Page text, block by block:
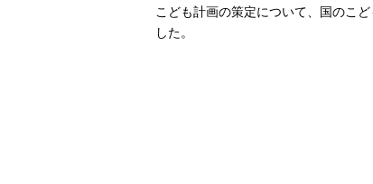
こども計画の策定について、国のこ
した。